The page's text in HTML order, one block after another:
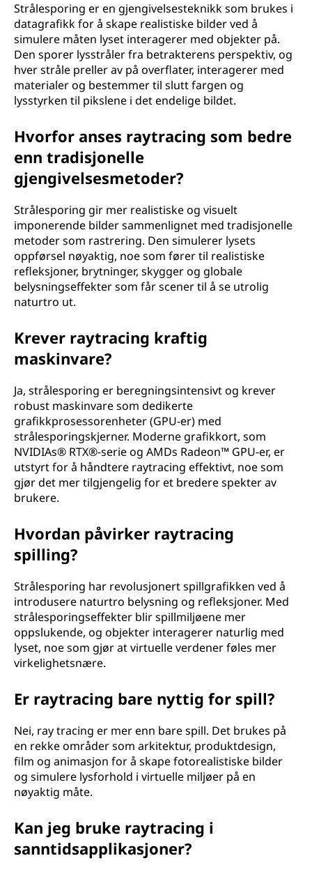
Strålesporing er en gjengivelsesteknikk som brukes i
datagrafikk for å skape realistiske bilder ved å
simulere måten lyset interagerer med objekter på.
Den sporer lysstråler fra betrakterens perspektiv, og
hver stråle preller av på overflater, interagerer med
materialer og bestemmer til slutt fargen og
lysstyrken til pikslene i det endelige bildet.
Hvorfor anses raytracing som bedre
enn tradisjonelle
gjengivelsesmetoder?
Strålesporing gir mer realistiske og visuelt
imponerende bilder sammenlignet med tradisjonelle
metoder som rastrering. Den simulerer lysets
oppførsel nøyaktig, noe som fører til realistiske
refleksjoner, brytninger, skygger og globale
belysningseffekter som får scener til å se utrolig
naturtro ut.
Krever raytracing kraftig
maskinvare?
Ja, strålesporing er beregningsintensivt og krever
robust maskinvare som dedikerte
grafikkprosessorenheter (GPU-er) med
strålesporingskjerner. Moderne grafikkort, som
NVIDIAs® RTX®-serie og AMDs Radeon™ GPU-er, er
utstyrt for å håndtere raytracing effektivt, noe som
gjør det mer tilgjengelig for et bredere spekter av
brukere.
Hvordan påvirker raytracing
spilling?
Strålesporing har revolusjonert spillgrafikken ved å
introdusere naturtro belysning og refleksjoner. Med
strålesporingseffekter blir spillmiljøene mer
oppslukende, og objekter interagerer naturlig med
lyset, noe som gjør at virtuelle verdener føles mer
virkelighetsnære.
Er raytracing bare nyttig for spill?
Nei, ray tracing er mer enn bare spill. Det brukes på
en rekke områder som arkitektur, produktdesign,
film og animasjon for å skape fotorealistiske bilder
og simulere lysforhold i virtuelle miljøer på en
nøyaktig måte.
Kan jeg bruke raytracing i
sanntidsapplikasjoner?